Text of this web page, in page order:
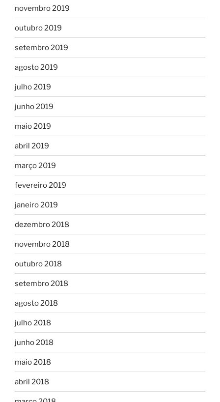
novembro 2019
outubro 2019
setembro 2019
agosto 2019
julho 2019
junho 2019
maio 2019
abril 2019
março 2019
fevereiro 2019
janeiro 2019
dezembro 2018
novembro 2018
outubro 2018
setembro 2018
agosto 2018
julho 2018
junho 2018
maio 2018
abril 2018